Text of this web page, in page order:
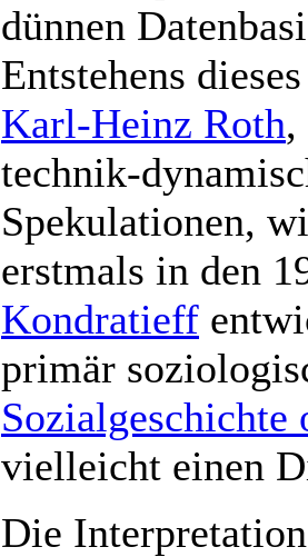
dünnen
Entstehens
Karl-Heinz Roth,
technik-
Spekulationen,
erstmals in den
Kondratieff
primär
Sozialgeschichte
vielleicht einen
Die